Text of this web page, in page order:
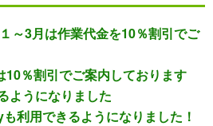
～3月は作業代金を10％割引でご
10％割引でご案内しております
ようになりました
利用できるようになりました！